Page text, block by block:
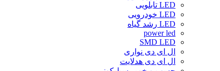
LED تابلویی
LED خودرویی
LED رشد گیاه
power led
SMD LED
ال ای دی نواری
ال ای دی هدلایت